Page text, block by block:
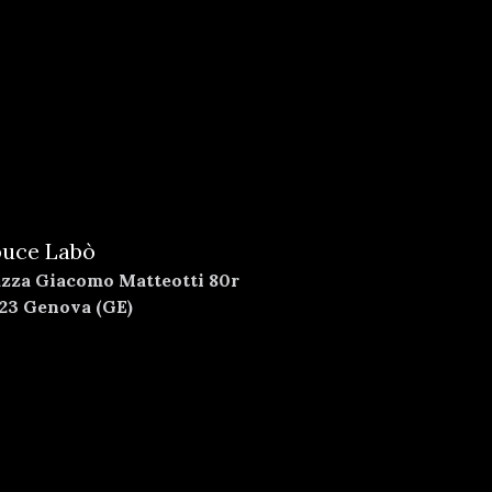
Labò
Giacomo Matteotti 80r
Genova (GE)